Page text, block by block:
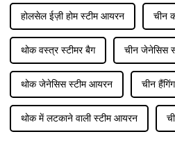
होलसेल ईज़ी होम स्टीम आयरन चीन
थोक वस्त्र स्टीमर बैग चीन जेनेसिस
थोक जेनेसिस स्टीम आयरन चीन
थोक में लटकाने वाली स्टीम आयरन